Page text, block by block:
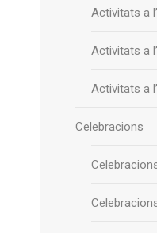
Activitats a
Activitats a
Activitats a
Celebracions